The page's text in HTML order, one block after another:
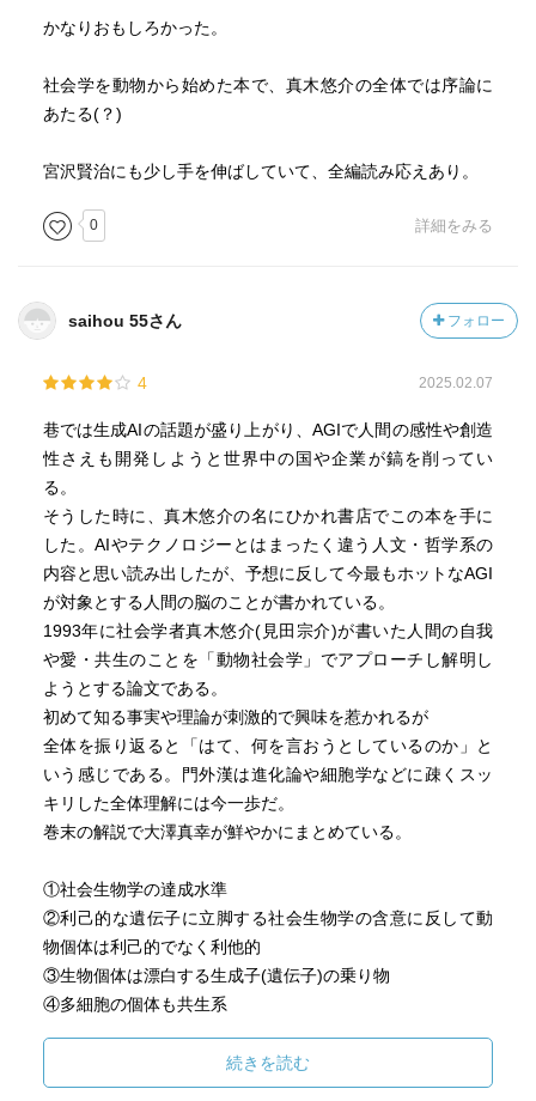
かなりおもしろかった。
社会学を動物から始めた本で、真木悠介の全体では序論に
あたる(？)
宮沢賢治にも少し手を伸ばしていて、全編読み応えあり。
0 詳細をみる
saihou 55さん フォロー
4 2025.02.07
巷では生成AIの話題が盛り上がり、AGIで人間の感性や創造
性さえも開発しようと世界中の国や企業が鎬を削ってい
る。
そうした時に、真木悠介の名にひかれ書店でこの本を手に
した。AIやテクノロジーとはまったく違う人文・哲学系の
内容と思い読み出したが、予想に反して今最もホットなAGI
が対象とする人間の脳のことが書かれている。
1993年に社会学者真木悠介(見田宗介)が書いた人間の自我
や愛・共生のことを「動物社会学」でアプローチし解明し
ようとする論文である。
初めて知る事実や理論が刺激的で興味を惹かれるが
全体を振り返ると「はて、何を言おうとしているのか」と
いう感じである。門外漢は進化論や細胞学などに疎くスッ
キリした全体理解には今一歩だ。
巻末の解説で大澤真幸が鮮やかにまとめている。
①社会生物学の達成水準
②利己的な遺伝子に立脚する社会生物学の含意に反して動
物個体は利己的でなく利他的
③生物個体は漂白する生成子(遺伝子)の乗り物
④多細胞の個体も共生系
⑤個体が主体化される機序
エージェント的な主体性の獲得(個体システム内部での生成
続きを読む